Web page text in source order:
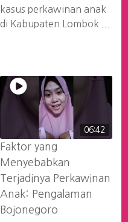
kasus perkawinan anak
di Kabupaten Lombok ...
06:42
Faktor yang
Menyebabkan
Terjadinya Perkawinan
Anak: Pengalaman
Bojonegoro